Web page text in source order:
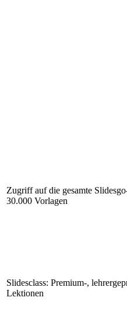
Zugriff auf die gesamte
30.000 Vorlagen
Slidesclass: Premium-,
Lektionen